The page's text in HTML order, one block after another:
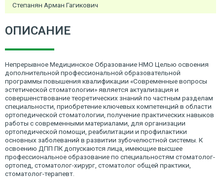
Степанян Арман Гагикович
ОПИСАНИЕ
Непрерывное Медицинское Образование НМО Целью освоения
дополнительной профессиональной образовательной
программы повышения квалификации «Современные вопросы
эстетической стоматологии» является актуализация и
совершенствование теоретических знаний по частным разделам
специальности, приобретение ключевых компетенций в области
ортопедической стоматологии, получение практических навыков
работы с современными материалами, для организации
ортопедической помощи, реабилитации и профилактики
основных заболеваний в развитии зубочелюстной системы. К
освоению ДПП ПК допускаются лица, имеющие высшее
профессиональное образование по специальностям стоматолог-
ортопед, стоматолог-хирург, стоматолог общей практики,
стоматолог-терапевт.